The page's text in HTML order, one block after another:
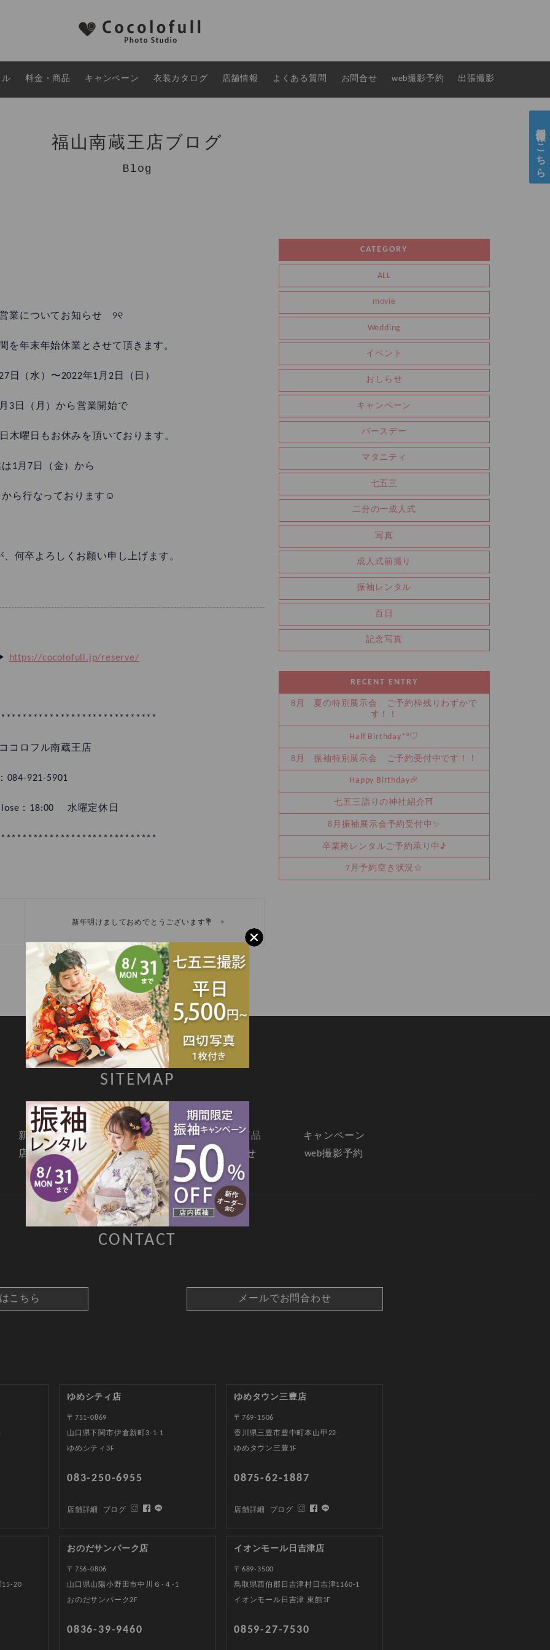
料金・商品 キャンペーン 衣装カタログ 店舗情報 よくある質問 お問合せ web撮影予約 出張撮影
福山南蔵王店ブログ
Blog
業についてお知らせ ୨୧
を年末年始休業とさせて頂きます。
日（水）〜2022年1月2日（日）
3日（月）から営業開始で
木曜日もお休みを頂いております。
1月7日（金）から
から行なっております☺️
何卒よろしくお願い申し上げます。
https://cocolofull.jp/reserve/
コロフル南蔵王店
：084-921-5901
：18:00 水曜定休日
新年明けましておめでとうございます💐 »
CATEGORY
ALL
movie
Wedding
イベント
おしらせ
キャンペーン
バースデー
マタニティ
七五三
二分の一成人式
写真
成人式前撮り
振袖レンタル
百日
記念写真
RECENT ENTRY
8月 夏の特別展示会 ご予約枠残りわずかで
す！！
Half Birthday‪‪*°♡
8月 振袖特別展示会 ご予約受付中です！！
Happy Birthday🎉
七五三詣りの神社紹介⛩️
8月振袖展示会予約受付中✨
卒業袴レンタルご予約承り中♪
7月予約空き状況☆
SITEMAP
新着情報 撮影メニュー 料金・商品
キャンペーン
店舗情報 よくあるご質問 お問合せ web撮影予約
CONTACT
こちら メールでお問合わせ
ゆめシティ店
〒751-0869
山口県下関市伊倉新町3-1-1
ゆめシティ3F
083-250-6955
店舗詳細 ブログ
ゆめタウン三豊店
〒769-1506
香川県三豊市豊中町本山甲22
ゆめタウン三豊1F
0875-62-1887
店舗詳細 ブログ
15-20
おのだサンパーク店
〒756-0806
山口県山陽小野田市中川６-４-1
おのだサンパーク2F
0836-39-9460
イオンモール日吉津店
〒689-3500
鳥取県西伯郡日吉津村日吉津1160-1
イオンモール日吉津 東館1F
0859-27-7530
採用情報はこちら